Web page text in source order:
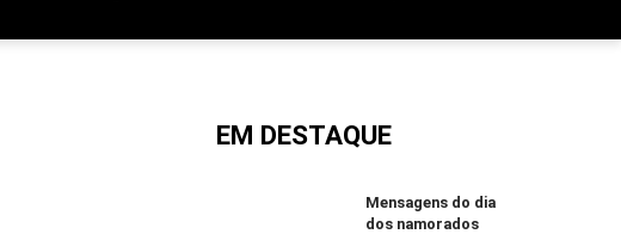
EM DESTAQUE
Mensagens do dia
dos namorados